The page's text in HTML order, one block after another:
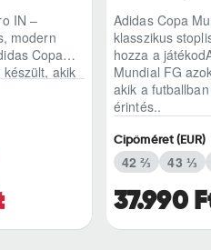
IN –
modern
Copa
akik
Adidas Copa
klasszikus
hozza a
Mundial FG
akik a
érintés..
37.990
Cipőméret (EUR)
42 ⅔ 43 ⅓